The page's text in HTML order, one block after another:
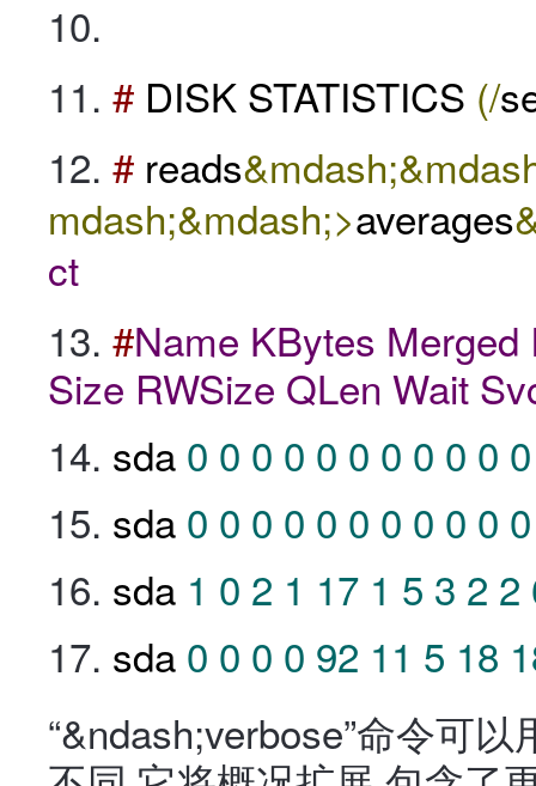
# DISK STATISTICS (/
# reads
mdash;&mdash;>averages
ct
#Name KBytes Merged
Size RWSize QLen Wait
sda 0 0 0 0 0 0 0 0 0 0 0
sda 0 0 0 0 0 0 0 0 0 0 0
sda 1 0 2 1 17 1 5 3 2 2
sda 0 0 0 0 92 11 5 18
“&ndash;verbose”命令可